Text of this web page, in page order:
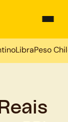
LibraPeso